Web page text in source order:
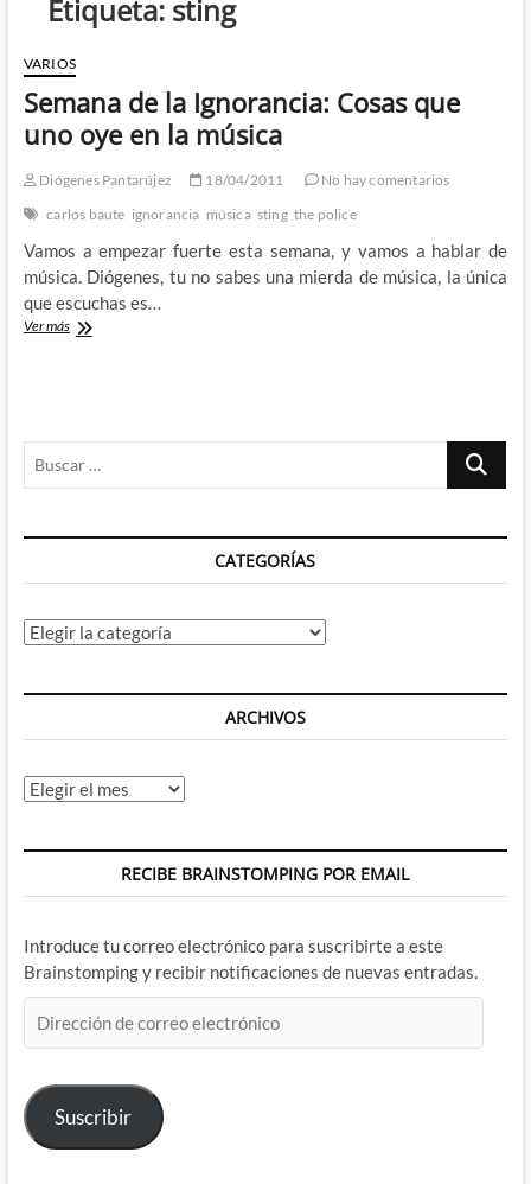
Etiqueta: sting
VARIOS
Semana de la Ignorancia: Cosas que
uno oye en la música
Diógenes Pantarújez 18/04/2011
No hay comentarios
carlos baute ignorancia música sting the police
Vamos a empezar fuerte esta semana, y vamos a hablar de
música. Diógenes, tu no sabes una mierda de música, la única
que escuchas es…
Ver másSemana
oye
en
música
Buscar
CATEGORÍAS
Categorías
ARCHIVOS
Archivos
RECIBE BRAINSTOMPING POR EMAIL
Introduce tu correo electrónico para suscribirte a este
Brainstomping y recibir notificaciones de nuevas entradas.
de
electrónico
Suscribir